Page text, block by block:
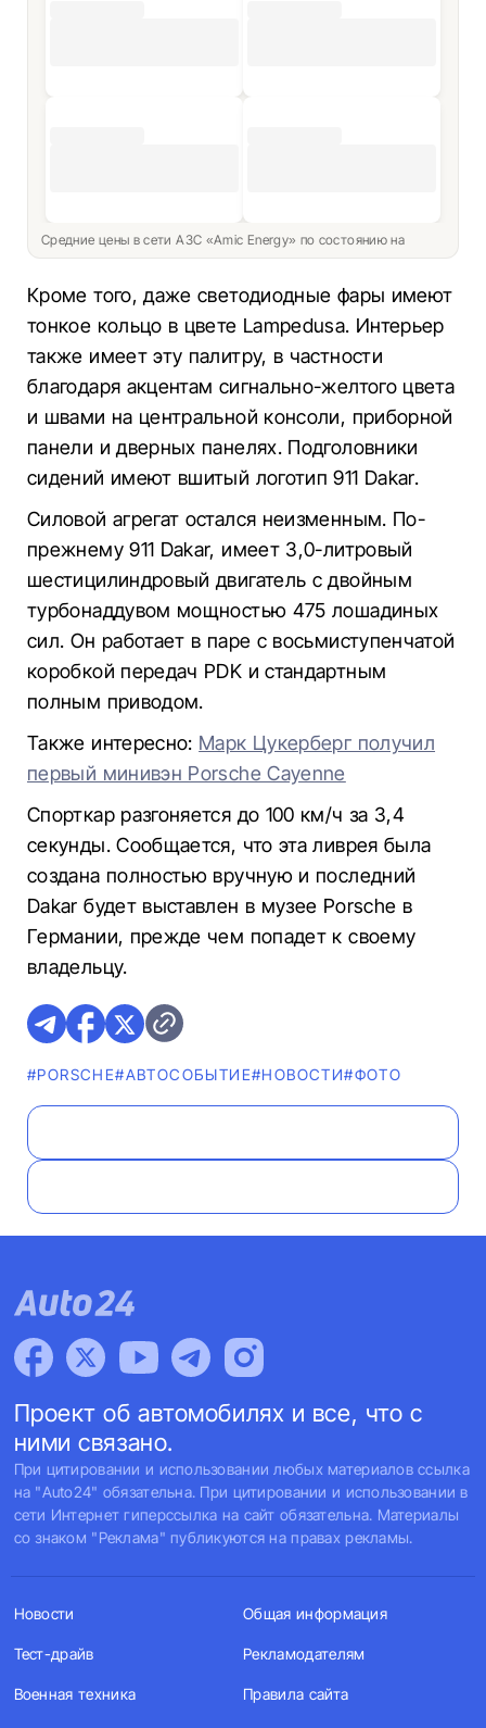
Средние цены в сети АЗС «Amic Energy» по состоянию на
Кроме того, даже светодиодные фары имеют
тонкое кольцо в цвете Lampedusa. Интерьер
также имеет эту палитру, в частности
благодаря акцентам сигнально-желтого цвета
и швами на центральной консоли, приборной
панели и дверных панелях. Подголовники
сидений имеют вшитый логотип 911 Dakar.
Силовой агрегат остался неизменным. По-
прежнему 911 Dakar, имеет 3,0-литровый
шестицилиндровый двигатель с двойным
турбонаддувом мощностью 475 лошадиных
сил. Он работает в паре с восьмиступенчатой
коробкой передач PDK и стандартным
полным приводом.
Также интересно: Марк Цукерберг получил
первый минивэн Porsche Cayenne
Спорткар разгоняется до 100 км/ч за 3,4
секунды. Сообщается, что эта ливрея была
создана полностью вручную и последний
Dakar будет выставлен в музее Porsche в
Германии, прежде чем попадет к своему
владельцу.
#PORSCHE#АВТОСОБЫТИЕ#НОВОСТИ#ФОТО
Проект об автомобилях и все, что с
ними связано.
При цитировании и использовании любых материалов ссылка
на "Auto24" обязательна. При цитировании и использовании в
сети Интернет гиперссылка на сайт обязательна. Материалы
со знаком "Реклама" публикуются на правах рекламы.
Новости
Тест-драйв
Военная техника
Общая информация
Рекламодателям
Правила сайта